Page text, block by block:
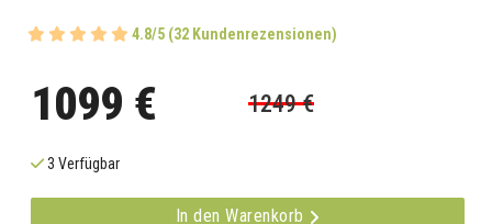
4.8/5 (32 Kundenrezensionen)
1099 € 1249 €
3 Verfügbar
In den Warenkorb